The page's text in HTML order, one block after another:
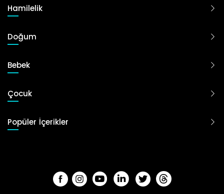
Hamilelik
Doğum
Bebek
Çocuk
Popüler İçerikler